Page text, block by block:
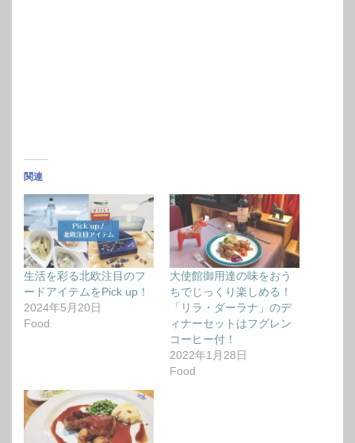
関連
生活を彩る北欧注目のフ
ードアイテムをPick up！
2024年5月20日
Food
大使館御用達の味をおう
ちでじっくり楽しめる！
「リラ・ダーラナ」のデ
ィナーセットはフグレン
コーヒー付！
2022年1月28日
Food